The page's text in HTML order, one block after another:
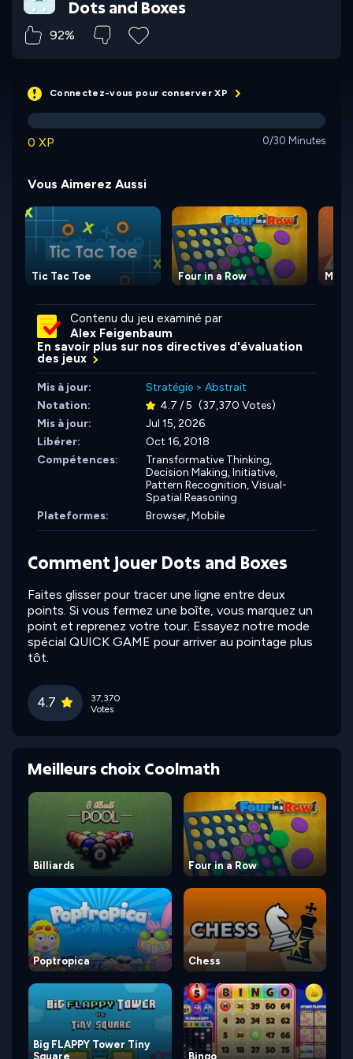
Dots and Boxes
92%
Connectez-vous pour conserver XP
0 XP 0/30 Minutes
Vous Aimerez Aussi
Tic Tac Toe Four in a Row
Contenu du jeu examiné par
Alex Feigenbaum
En savoir plus sur nos directives d'évaluation
des jeux
Mis à jour: Stratégie > Abstrait
Notation:
4.7 / 5 (37,370 Votes)
Mis à jour:
Jul 15, 2026
Libérer:
Oct 16, 2018
Compétences:
Transformative Thinking,
Decision Making,Initiative,
Pattern Recognition,Visual-
Spatial Reasoning
Plateformes:
Browser, Mobile
Comment jouer Dots and Boxes
Faites glisser pour tracer une ligne entre deux
points. Si vous fermez une boîte, vous marquez un
point et reprenez votre tour. Essayez notre mode
spécial QUICK GAME pour arriver au pointage plus
tôt.
4.7
37,370
Votes
Meilleurs choix Coolmath
Billiards Four in a Row
Poptropica Chess
Big FLAPPY Tower Tiny
Square
Bingo